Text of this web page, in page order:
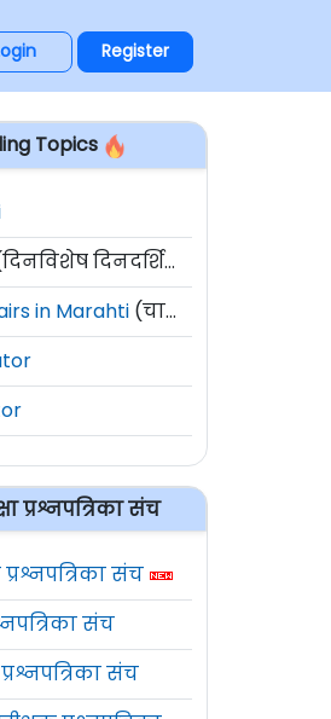
Register
Topics
दिनदर्शिका)
in Marahti (चालू घडामोडी)
प्रश्नपत्रिका संच
संच
संच
संच